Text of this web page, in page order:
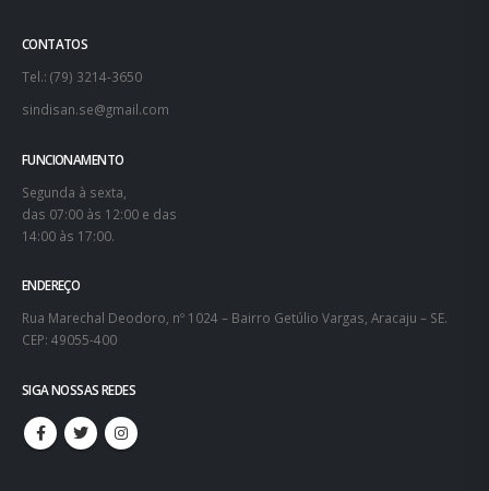
CONTATOS
Tel.: (79) 3214-3650
sindisan.se@gmail.com
FUNCIONAMENTO
Segunda à sexta,
das 07:00 às 12:00 e das
14:00 às 17:00.
ENDEREÇO
Rua Marechal Deodoro, nº 1024 – Bairro Getúlio Vargas, Aracaju – SE.
CEP: 49055-400
SIGA NOSSAS REDES